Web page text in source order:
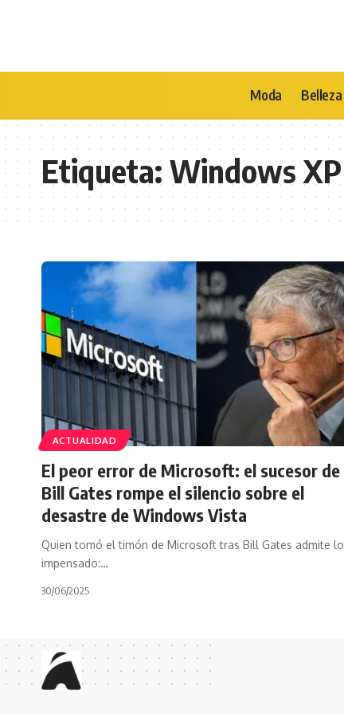
Moda Belleza
Etiqueta: Windows XP
ACTUALIDAD
El peor error de Microsoft: el sucesor de
Bill Gates rompe el silencio sobre el
desastre de Windows Vista
Quien tomó el timón de Microsoft tras Bill Gates admite lo
impensado:…
30/06/2025